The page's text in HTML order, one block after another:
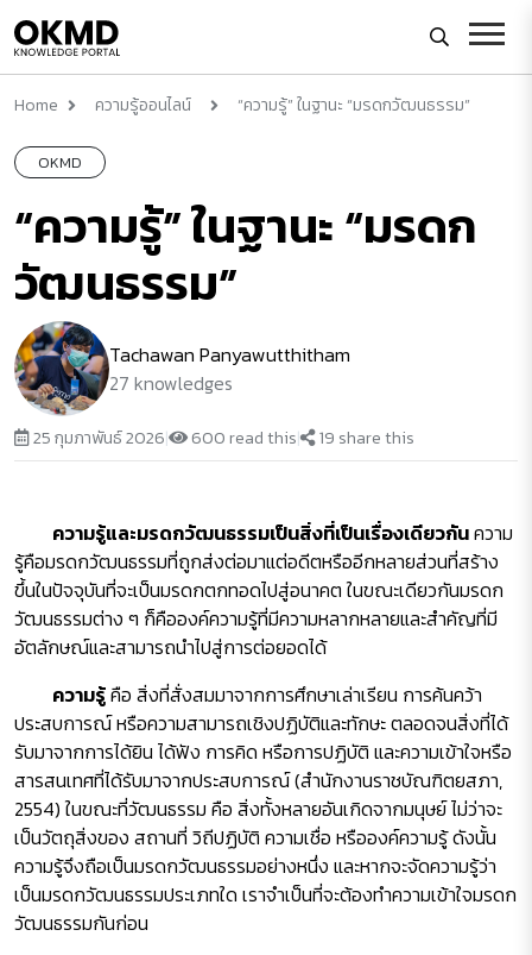
Home ความรู้ออนไลน์ “ความรู้” ในฐานะ “มรดกวัฒนธรรม”
OKMD
“ความรู้” ในฐานะ “มรดก
วัฒนธรรม”
Tachawan Panyawutthitham
27 knowledges
25 กุมภาพันธ์ 2026| 600 read this| 19 share this
ความรู้และมรดกวัฒนธรรมเป็นสิ่งที่เป็นเรื่องเดียวกันความ
รู้คือมรดกวัฒนธรรมที่ถูกส่งต่อมาแต่อดีตหรืออีกหลายส่วนที่สร้าง
ขึ้นในปัจจุบันที่จะเป็นมรดกตกทอดไปสู่อนาคต ในขณะเดียวกันมรดก
วัฒนธรรมต่าง ๆ ก็คือองค์ความรู้ที่มีความหลากหลายและสำคัญที่มี
อัตลักษณ์และสามารถนำไปสู่การต่อยอดได้
ความรู้คือ สิ่งที่สั่งสมมาจากการศึกษาเล่าเรียน การค้นคว้า
ประสบการณ์ หรือความสามารถเชิงปฏิบัติและทักษะ ตลอดจนสิ่งที่ได้
รับมาจากการได้ยิน ได้ฟัง การคิด หรือการปฏิบัติ และความเข้าใจหรือ
สารสนเทศที่ได้รับมาจากประสบการณ์ (สำนักงานราชบัณฑิตยสภา,
2554) ในขณะที่วัฒนธรรม คือ สิ่งทั้งหลายอันเกิดจากมนุษย์ ไม่ว่าจะ
เป็นวัตถุสิ่งของ สถานที่ วิถีปฏิบัติ ความเชื่อ หรือองค์ความรู้ ดังนั้น
ความรู้จึงถือเป็นมรดกวัฒนธรรมอย่างหนึ่ง และหากจะจัดความรู้ว่า
เป็นมรดกวัฒนธรรมประเภทใด เราจำเป็นที่จะต้องทำความเข้าใจมรดก
วัฒนธรรมกันก่อน